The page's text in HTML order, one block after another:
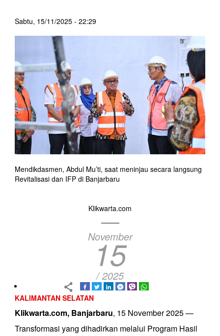
Sabtu, 15/11/2025 - 22:29
Mendikdasmen, Abdul Mu’ti, saat meninjau secara langsung
Revitalisasi dan IFP di Banjarbaru
Klikwarta.com
November
15
/ 2025
KALIMANTAN SELATAN
Klikwarta.com, Banjarbaru, 15 November 2025 —
Transformasi yang dihadirkan melalui Program Hasil